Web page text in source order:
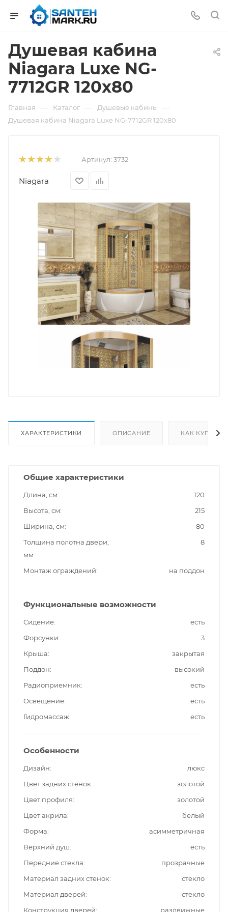
Душевая кабина
Niagara Luxe NG-
7712GR 120x80
Главная — Каталог — Душевые кабины —
Душевая кабина Niagara Luxe NG-7712GR 120x80
Артикул: 3732
Niagara
ХАРАКТЕРИСТИКИ ОПИСАНИЕ КАК КУПИТЬ
Общие характеристики
Длина, см
120
Высота, см
215
Ширина, см
80
Толщина полотна двери,
мм
8
Монтаж ограждений на поддон
Функциональные возможности
Сидение
есть
Форсунки
3
Крыша
закрытая
Поддон
высокий
Радиоприемник
есть
Освещение
есть
Гидромассаж
есть
Особенности
Дизайн
люкс
Цвет задних стенок
золотой
Цвет профиля
золотой
Цвет акрила
белый
Форма
асимметричная
Верхний душ
есть
Передние стекла
прозрачные
Материал задних стенок
стекло
Материал дверей
стекло
Конструкция дверей
раздвижные